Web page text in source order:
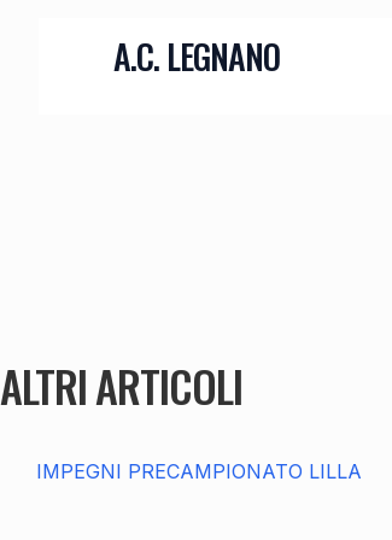
A.C. LEGNANO
ALTRI ARTICOLI
IMPEGNI PRECAMPIONATO LILLA